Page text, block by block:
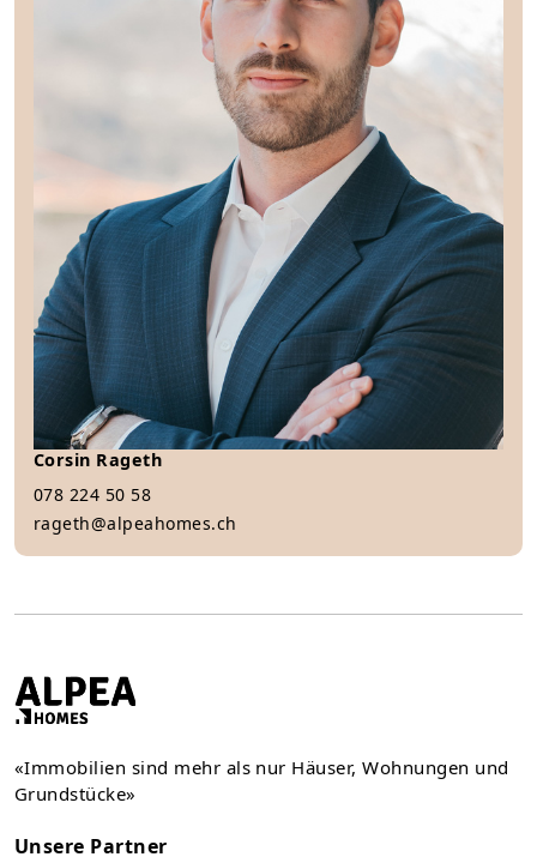
Corsin Rageth
078 224 50 58
rageth@alpeahomes.ch
«Immobilien sind mehr als nur Häuser, Wohnungen und
Grundstücke»
Unsere Partner